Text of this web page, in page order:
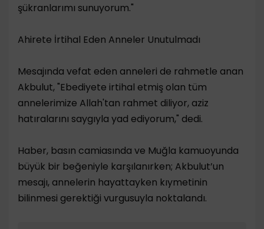
şükranlarımı sunuyorum."
​Ahirete İrtihal Eden Anneler Unutulmadı
​Mesajında vefat eden anneleri de rahmetle anan
Akbulut, "Ebediyete irtihal etmiş olan tüm
annelerimize Allah'tan rahmet diliyor, aziz
hatıralarını saygıyla yad ediyorum," dedi.
​Haber, basın camiasında ve Muğla kamuoyunda
büyük bir beğeniyle karşılanırken; Akbulut’un
mesajı, annelerin hayattayken kıymetinin
bilinmesi gerektiği vurgusuyla noktalandı.